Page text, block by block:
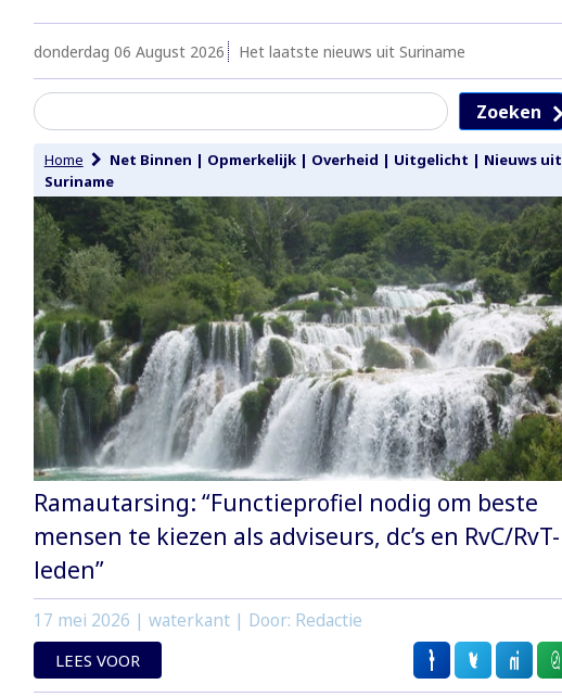
donderdag 06 August 2026 Het laatste nieuws uit Suriname
Zoeken
Home Net Binnen | Opmerkelijk| Overheid | Uitgelicht | Nieuws uit
Suriname
Ramautarsing: “Functieprofiel nodig om beste
mensen te kiezen als adviseurs, dc’s en RvC/RvT-
leden”
17 mei 2026 | waterkant | Door: Redactie
LEES VOOR